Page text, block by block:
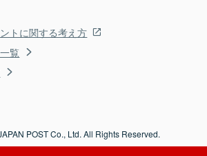
トに関する考え方
覧
POST Co., Ltd. All Rights Reserved.